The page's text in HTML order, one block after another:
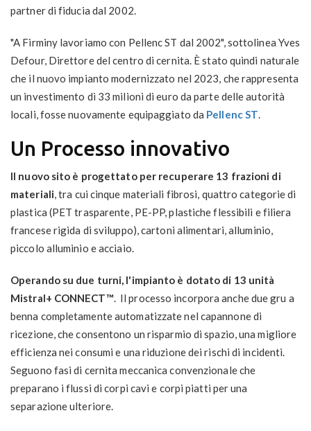
partner di fiducia dal 2002.
"A Firminy lavoriamo con Pellenc ST dal 2002", sottolinea Yves
Defour, Direttore del centro di cernita. È stato quindi naturale
che il nuovo impianto modernizzato nel 2023, che rappresenta
un investimento di 33 milioni di euro da parte delle autorità
locali, fosse nuovamente equipaggiato da Pellenc ST.
Un Processo innovativo
Il nuovo sito è progettato per recuperare 13 frazioni di
materiali, tra cui cinque materiali fibrosi, quattro categorie di
plastica (PET trasparente, PE-PP, plastiche flessibili e filiera
francese rigida di sviluppo), cartoni alimentari, alluminio,
piccolo alluminio e acciaio.
Operando su due turni, l'impianto è dotato di 13 unità
Mistral+ CONNECT™. Il processo incorpora anche due gru a
benna completamente automatizzate nel capannone di
ricezione, che consentono un risparmio di spazio, una migliore
efficienza nei consumi e una riduzione dei rischi di incidenti.
Seguono fasi di cernita meccanica convenzionale che
preparano i flussi di corpi cavi e corpi piatti per una
separazione ulteriore.